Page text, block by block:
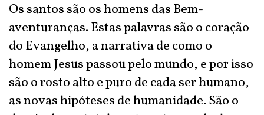
Os santos são os homens das Bem-
aventuranças. Estas palavras são o coração
do Evangelho, a narrativa de como o
homem Jesus passou pelo mundo, e por isso
são o rosto alto e puro de cada ser humano,
as novas hipóteses de humanidade. São o